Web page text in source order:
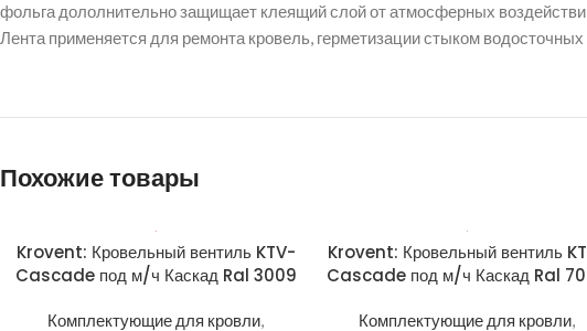
фольга дололнительно защищает клеящий слой от атмосферных
Лента применяется для ремонта кровель, герметизации стыком
Похожие товары
Krovent: Кровельный вентиль KTV-
Cascade под м/ч Каскад Ral 3009
Комплектующие для кровли,
Krovent: Кровельный вентиль
Cascade под м/ч Каскад Ral
Комплектующие для кровли,